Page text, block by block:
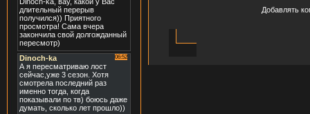
Добавлять